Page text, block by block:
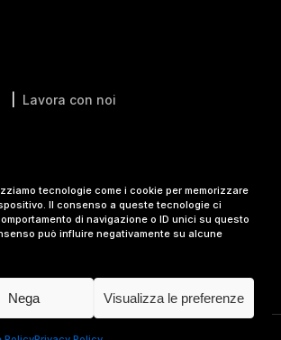
tecnologie come i cookie per memorizzare
Il consenso a queste tecnologie ci
di navigazione o ID unici su questo
può influire negativamente su alcune
Nega Visualizza le preferenze
| Lavora con noi